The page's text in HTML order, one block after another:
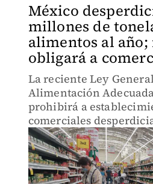
México
millones de
alimentos al año;
obligará a
La reciente Ley
Alimentación
prohibirá a
comerciales
buen estado, que será
sea publicado el
correspondiente, que
próximo octubre